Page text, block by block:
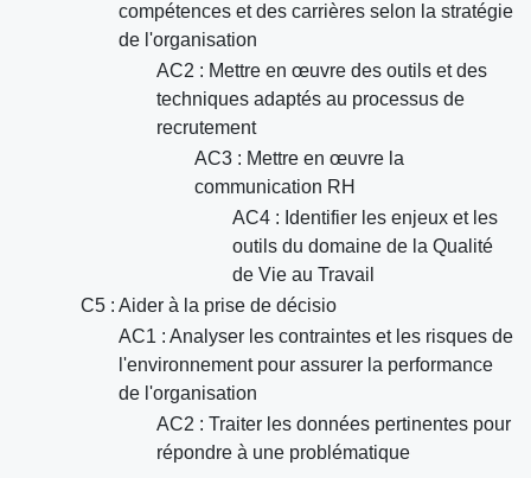
compétences et des carrières selon la stratégie
de l'organisation
AC2 : Mettre en œuvre des outils et des
techniques adaptés au processus de
recrutement
AC3 : Mettre en œuvre la
communication RH
AC4 : Identifier les enjeux et les
outils du domaine de la Qualité
de Vie au Travail
C5 : Aider à la prise de décisio
AC1 : Analyser les contraintes et les risques de
l'environnement pour assurer la performance
de l'organisation
AC2 : Traiter les données pertinentes pour
répondre à une problématique